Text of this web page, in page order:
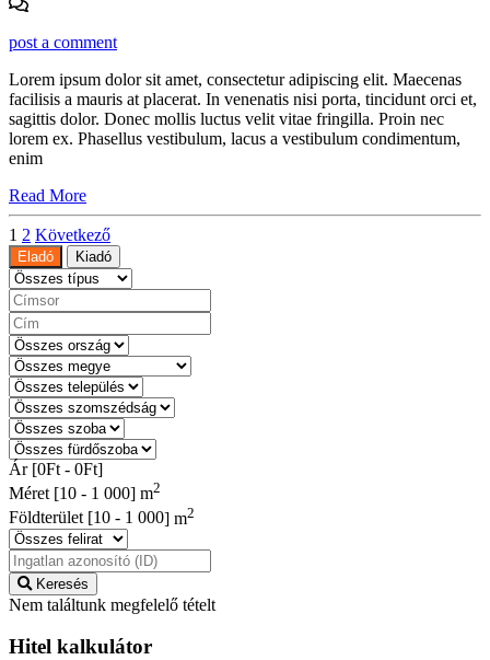
post a comment
Lorem ipsum dolor sit amet, consectetur adipiscing elit. Maecenas
facilisis a mauris at placerat. In venenatis nisi porta, tincidunt orci et,
sagittis dolor. Donec mollis luctus velit vitae fringilla. Proin nec
lorem ex. Phasellus vestibulum, lacus a vestibulum condimentum,
enim
Read More
Bejegyzések
lapozása
1 2 Következő
Eladó Kiadó
Ár [0Ft - 0Ft]
Méret [10 - 1 000] m2
Földterület [10 - 1 000] m2
Keresés
Nem találtunk megfelelő tételt
Hitel kalkulátor